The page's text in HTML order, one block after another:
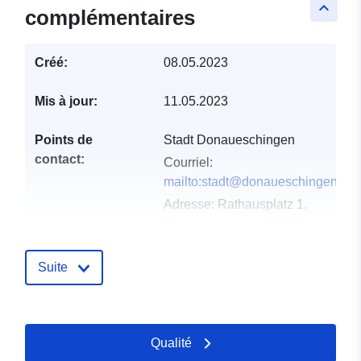
keyboard_arrow_up
complémentaires
Créé: 08.05.2023
Mis à jour: 11.05.2023
Points de
contact:
Stadt Donaueschingen
Courriel:
mailto:stadt@donaueschingen.de
Adresse: Rathausplatz 1,
Compte rendu du
Ajoutée à data.europa.eu: 21
February 2026
Suite
Qualité